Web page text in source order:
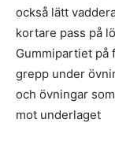
också lätt
kortare pass på
Gummipartiet
grepp under
och övningar
mot underlaget